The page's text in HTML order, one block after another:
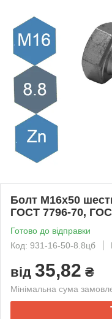
Болт M16х50
ГОСТ 7796-70,
Готово до відправки
Код: 931-16-50-8.8цб
від 35,82 ₴
Мінімальна сума